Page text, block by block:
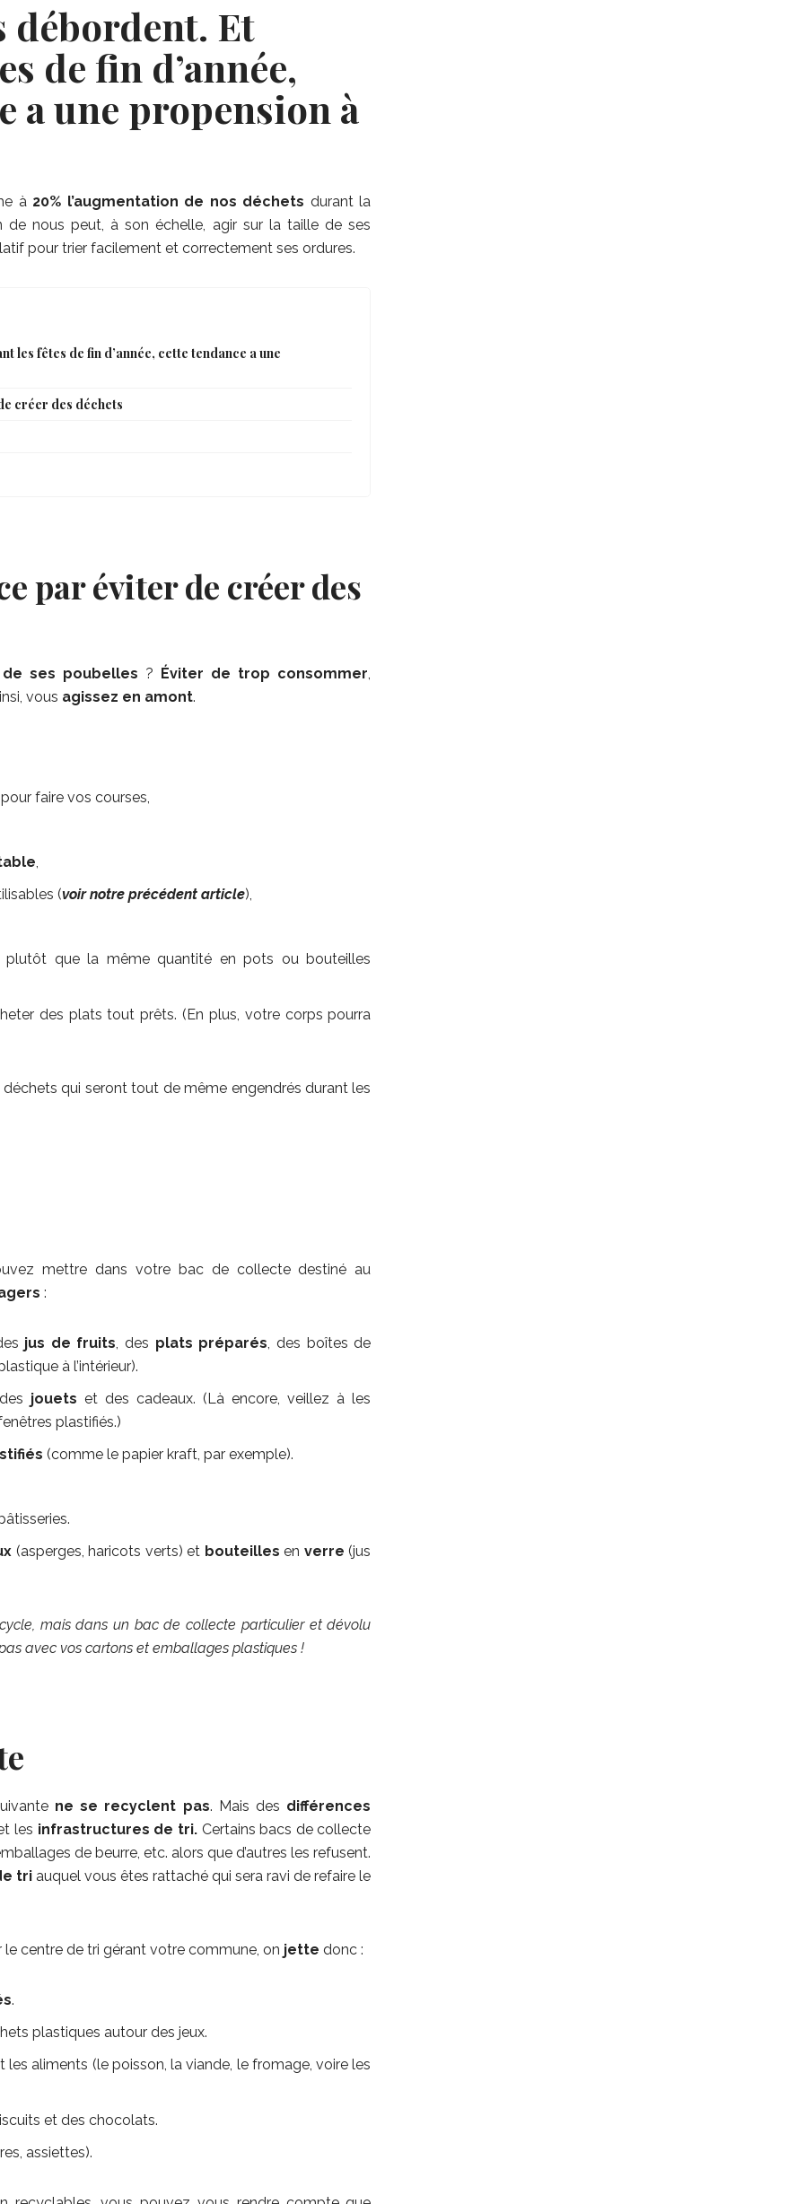
débordent. Et
de fin d’année,
a une propension à
à 20% l’augmentation de nos déchets durant la
de nous peut, à son échelle, agir sur la taille de ses
pour trier facilement et correctement ses ordures.
les fêtes de fin d’année, cette tendance a une
créer des déchets
par éviter de créer des
ses poubelles ? Éviter de trop consommer,
vous agissez en amont.
pour faire vos courses,
,
(voir notre précédent article),
plutôt que la même quantité en pots ou bouteilles
des plats tout prêts. (En plus, votre corps pourra
qui seront tout de même engendrés durant les
mettre dans votre bac de collecte destiné au
:
jus de fruits, des plats préparés, des boîtes de
à l’intérieur).
des jouets et des cadeaux. (Là encore, veillez à les
plastifiés.)
(comme le papier kraft, par exemple).
(asperges, haricots verts) et bouteilles en verre (jus
mais dans un bac de collecte particulier et dévolu
avec vos cartons et emballages plastiques !
ne se recyclent pas. Mais des différences
les infrastructures de tri.Certains bacs de collecte
de beurre, etc. alors que d’autres les refusent.
tri auquel vous êtes rattaché qui sera ravi de refaire le
centre de tri gérant votre commune, on jette donc :
.
plastiques autour des jeux.
les aliments (le poisson, la viande, le fromage, voire les
et des chocolats.
assiettes).